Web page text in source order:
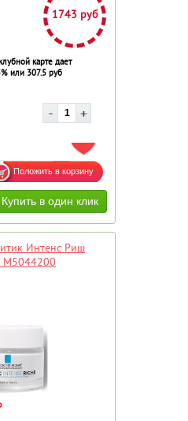
1743 руб
карте дает
или 307.5 руб
ДОБАВИТЬ В ИЗБРАННОЕ
Интенс Риш
М5044200